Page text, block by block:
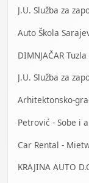
J.U. Služba za
Auto Škola
DIMNJAČAR
J.U. Služba za
Arhitektonsko-
Petrović - Sobe i
KRAJINA AUTO